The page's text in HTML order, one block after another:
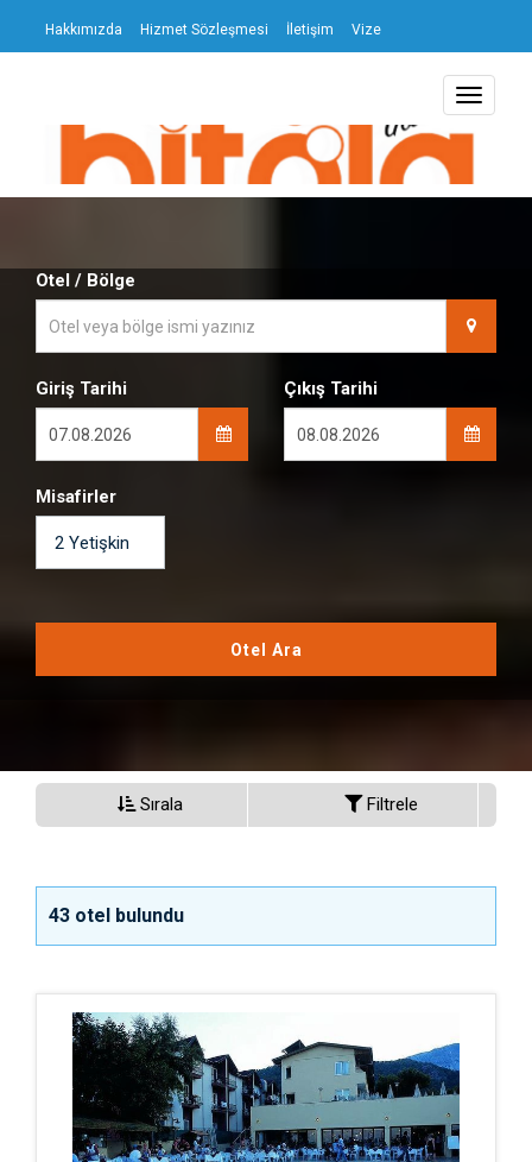
Hakkımızda Hizmet Sözleşmesi İletişim Vize
Toggle
Otel / Bölge
Giriş Tarihi Çıkış Tarihi
Misafirler
2 Yetişkin
Otel Ara
Sırala Filtrele
43 otel bulundu